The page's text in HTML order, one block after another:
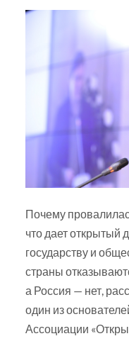
Почему
что дает открытый
государству и
страны
а Россия — нет,
один из
Ассоциации